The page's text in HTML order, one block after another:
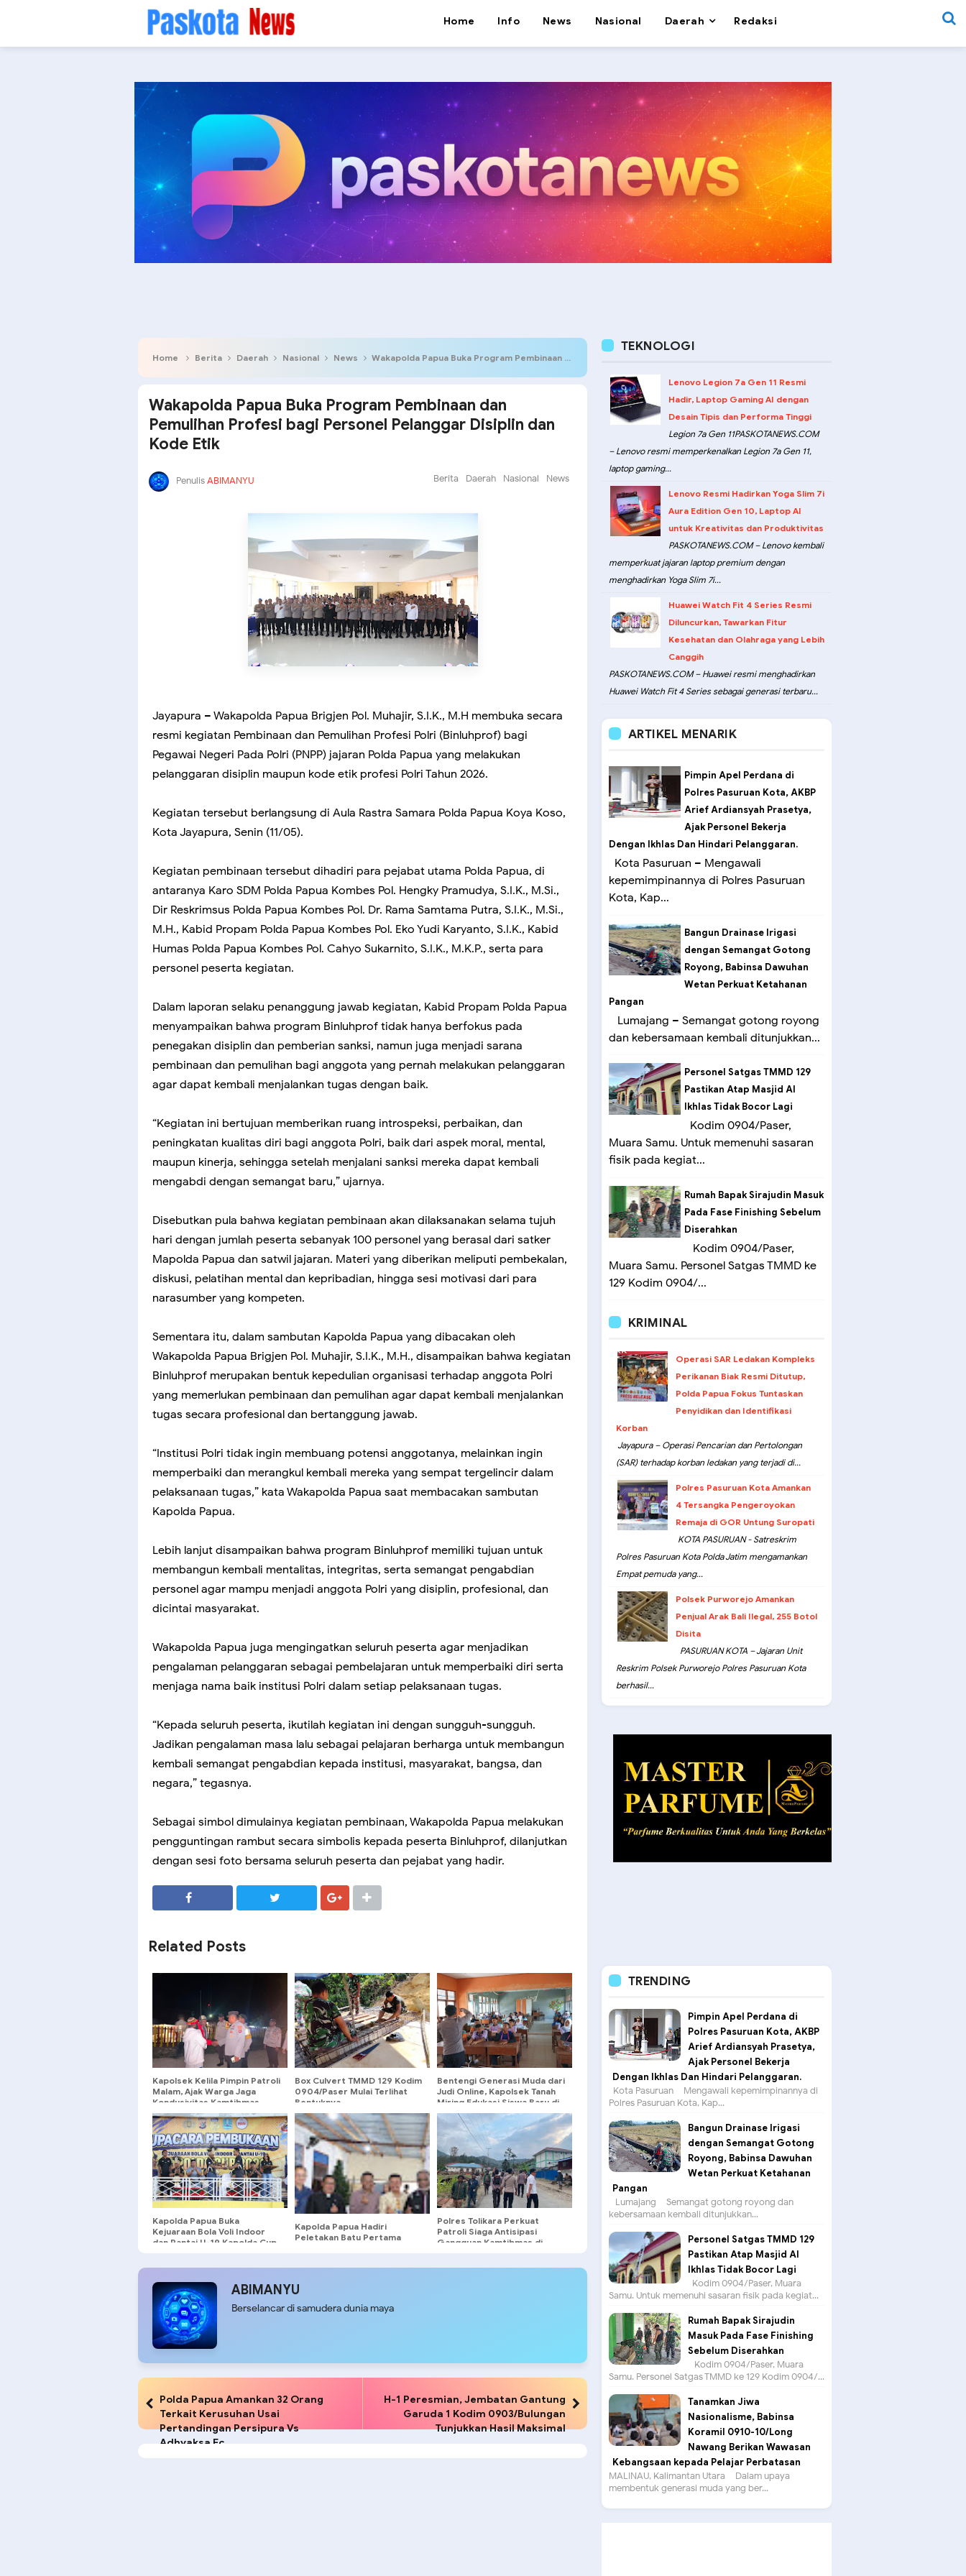
Home Info News Nasional Daerah Redaksi
Home Berita Daerah Nasional News Wakapolda Papua Buka Program Pembinaan dan Pemulihan Profesi bagi Personel Pelanggar Disiplin dan Kode Etik
Wakapolda Papua Buka Program Pembinaan dan
Pemulihan Profesi bagi Personel Pelanggar Disiplin dan
Kode Etik
PenulisABIMANYU Berita Daerah Nasional News
Jayapura – Wakapolda Papua Brigjen Pol. Muhajir, S.I.K., M.H membuka secara
resmi kegiatan Pembinaan dan Pemulihan Profesi Polri (Binluhprof) bagi
Pegawai Negeri Pada Polri (PNPP) jajaran Polda Papua yang melakukan
pelanggaran disiplin maupun kode etik profesi Polri Tahun 2026.
Kegiatan tersebut berlangsung di Aula Rastra Samara Polda Papua Koya Koso,
Kota Jayapura, Senin (11/05).
Kegiatan pembinaan tersebut dihadiri para pejabat utama Polda Papua, di
antaranya Karo SDM Polda Papua Kombes Pol. Hengky Pramudya, S.I.K., M.Si.,
Dir Reskrimsus Polda Papua Kombes Pol. Dr. Rama Samtama Putra, S.I.K., M.Si.,
M.H., Kabid Propam Polda Papua Kombes Pol. Eko Yudi Karyanto, S.I.K., Kabid
Humas Polda Papua Kombes Pol. Cahyo Sukarnito, S.I.K., M.K.P., serta para
personel peserta kegiatan.
Dalam laporan selaku penanggung jawab kegiatan, Kabid Propam Polda Papua
menyampaikan bahwa program Binluhprof tidak hanya berfokus pada
penegakan disiplin dan pemberian sanksi, namun juga menjadi sarana
pembinaan dan pemulihan bagi anggota yang pernah melakukan pelanggaran
agar dapat kembali menjalankan tugas dengan baik.
“Kegiatan ini bertujuan memberikan ruang introspeksi, perbaikan, dan
peningkatan kualitas diri bagi anggota Polri, baik dari aspek moral, mental,
maupun kinerja, sehingga setelah menjalani sanksi mereka dapat kembali
mengabdi dengan semangat baru,” ujarnya.
Disebutkan pula bahwa kegiatan pembinaan akan dilaksanakan selama tujuh
hari dengan jumlah peserta sebanyak 100 personel yang berasal dari satker
Mapolda Papua dan satwil jajaran. Materi yang diberikan meliputi pembekalan,
diskusi, pelatihan mental dan kepribadian, hingga sesi motivasi dari para
narasumber yang kompeten.
Sementara itu, dalam sambutan Kapolda Papua yang dibacakan oleh
Wakapolda Papua Brigjen Pol. Muhajir, S.I.K., M.H., disampaikan bahwa kegiatan
Binluhprof merupakan bentuk kepedulian organisasi terhadap anggota Polri
yang memerlukan pembinaan dan pemulihan agar dapat kembali menjalankan
tugas secara profesional dan bertanggung jawab.
“Institusi Polri tidak ingin membuang potensi anggotanya, melainkan ingin
memperbaiki dan merangkul kembali mereka yang sempat tergelincir dalam
pelaksanaan tugas,” kata Wakapolda Papua saat membacakan sambutan
Kapolda Papua.
Lebih lanjut disampaikan bahwa program Binluhprof memiliki tujuan untuk
membangun kembali mentalitas, integritas, serta semangat pengabdian
personel agar mampu menjadi anggota Polri yang disiplin, profesional, dan
dicintai masyarakat.
Wakapolda Papua juga mengingatkan seluruh peserta agar menjadikan
pengalaman pelanggaran sebagai pembelajaran untuk memperbaiki diri serta
menjaga nama baik institusi Polri dalam setiap pelaksanaan tugas.
“Kepada seluruh peserta, ikutilah kegiatan ini dengan sungguh-sungguh.
Jadikan pengalaman masa lalu sebagai pelajaran berharga untuk membangun
kembali semangat pengabdian kepada institusi, masyarakat, bangsa, dan
negara,” tegasnya.
Sebagai simbol dimulainya kegiatan pembinaan, Wakapolda Papua melakukan
pengguntingan rambut secara simbolis kepada peserta Binluhprof, dilanjutkan
dengan sesi foto bersama seluruh peserta dan pejabat yang hadir.
Related Posts
Kapolsek Kelila Pimpin Patroli
Malam, Ajak Warga Jaga
Kondusivitas Kamtibmas
Box Culvert TMMD 129 Kodim
0904/Paser Mulai Terlihat
Bentuknya
Bentengi Generasi Muda dari
Judi Online, Kapolsek Tanah
Miring Edukasi Siswa Baru di
Masa MPLS
Kapolda Papua Buka
Kejuaraan Bola Voli Indoor
dan Pantai U-19 Kapolda Cup
Kapolda Papua Hadiri
Peletakan Batu Pertama
Polres Tolikara Perkuat
Patroli Siaga Antisipasi
Gangguan Kamtibmas di
ABIMANYU
Berselancar di samudera dunia maya
Polda Papua Amankan 32 Orang
Terkait Kerusuhan Usai
Pertandingan Persipura Vs
Adhyaksa Fc
H-1 Peresmian, Jembatan Gantung
Garuda 1 Kodim 0903/Bulungan
Tunjukkan Hasil Maksimal
TEKNOLOGI
Lenovo Legion 7a Gen 11 Resmi
Hadir, Laptop Gaming AI dengan
Desain Tipis dan Performa Tinggi
Legion 7a Gen 11PASKOTANEWS.COM
– Lenovo resmi memperkenalkan Legion 7a Gen 11,
laptop gaming...
Lenovo Resmi Hadirkan Yoga Slim 7i
Aura Edition Gen 10, Laptop AI
untuk Kreativitas dan Produktivitas
PASKOTANEWS.COM – Lenovo kembali
memperkuat jajaran laptop premium dengan
menghadirkan Yoga Slim 7i...
Huawei Watch Fit 4 Series Resmi
Diluncurkan, Tawarkan Fitur
Kesehatan dan Olahraga yang Lebih
Canggih
PASKOTANEWS.COM – Huawei resmi menghadirkan
Huawei Watch Fit 4 Series sebagai generasi terbaru...
ARTIKEL MENARIK
Pimpin Apel Perdana di
Polres Pasuruan Kota, AKBP
Arief Ardiansyah Prasetya,
Ajak Personel Bekerja
Dengan Ikhlas Dan Hindari Pelanggaran.
Kota Pasuruan – Mengawali
kepemimpinannya di Polres Pasuruan
Kota, Kap...
Bangun Drainase Irigasi
dengan Semangat Gotong
Royong, Babinsa Dawuhan
Wetan Perkuat Ketahanan
Pangan
Lumajang – Semangat gotong royong
dan kebersamaan kembali ditunjukkan...
Personel Satgas TMMD 129
Pastikan Atap Masjid Al
Ikhlas Tidak Bocor Lagi
Kodim 0904/Paser,
Muara Samu. Untuk memenuhi sasaran
fisik pada kegiat...
Rumah Bapak Sirajudin Masuk
Pada Fase Finishing Sebelum
Diserahkan
Kodim 0904/Paser,
Muara Samu. Personel Satgas TMMD ke
129 Kodim 0904/...
KRIMINAL
Operasi SAR Ledakan Kompleks
Perikanan Biak Resmi Ditutup,
Polda Papua Fokus Tuntaskan
Penyidikan dan Identifikasi
Korban
Jayapura – Operasi Pencarian dan Pertolongan
(SAR) terhadap korban ledakan yang terjadi di...
Polres Pasuruan Kota Amankan
4 Tersangka Pengeroyokan
Remaja di GOR Untung Suropati
KOTA PASURUAN - Satreskrim
Polres Pasuruan Kota Polda Jatim mengamankan
Empat pemuda yang...
Polsek Purworejo Amankan
Penjual Arak Bali Ilegal, 255 Botol
Disita
PASURUAN KOTA – Jajaran Unit
Reskrim Polsek Purworejo Polres Pasuruan Kota
berhasil...
TRENDING
Pimpin Apel Perdana di
Polres Pasuruan Kota, AKBP
Arief Ardiansyah Prasetya,
Ajak Personel Bekerja
Dengan Ikhlas Dan Hindari Pelanggaran.
Kota Pasuruan – Mengawali kepemimpinannya di
Polres Pasuruan Kota, Kap...
Bangun Drainase Irigasi
dengan Semangat Gotong
Royong, Babinsa Dawuhan
Wetan Perkuat Ketahanan
Pangan
Lumajang – Semangat gotong royong dan
kebersamaan kembali ditunjukkan...
Personel Satgas TMMD 129
Pastikan Atap Masjid Al
Ikhlas Tidak Bocor Lagi
Kodim 0904/Paser, Muara
Samu. Untuk memenuhi sasaran fisik pada kegiat...
Rumah Bapak Sirajudin
Masuk Pada Fase Finishing
Sebelum Diserahkan
Kodim 0904/Paser, Muara
Samu. Personel Satgas TMMD ke 129 Kodim 0904/...
Tanamkan Jiwa
Nasionalisme, Babinsa
Koramil 0910-10/Long
Nawang Berikan Wawasan
Kebangsaan kepada Pelajar Perbatasan
MALINAU, Kalimantan Utara – Dalam upaya
membentuk generasi muda yang ber...